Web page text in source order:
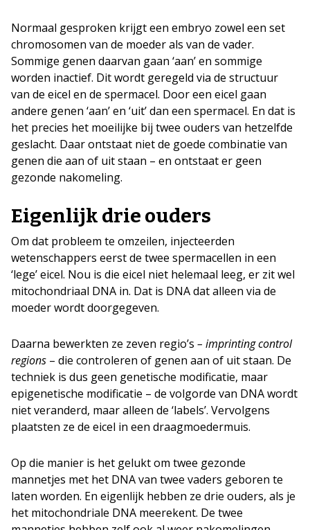
Normaal gesproken krijgt een embryo zowel een set
chromosomen van de moeder als van de vader.
Sommige genen daarvan gaan ‘aan’ en sommige
worden inactief. Dit wordt geregeld via de structuur
van de eicel en de spermacel. Door een eicel gaan
andere genen ‘aan’ en ‘uit’ dan een spermacel. En dat is
het precies het moeilijke bij twee ouders van hetzelfde
geslacht. Daar ontstaat niet de goede combinatie van
genen die aan of uit staan – en ontstaat er geen
gezonde nakomeling.
Eigenlijk drie ouders
Om dat probleem te omzeilen, injecteerden
wetenschappers eerst de twee spermacellen in een
‘lege’ eicel. Nou is die eicel niet helemaal leeg, er zit wel
mitochondriaal DNA in. Dat is DNA dat alleen via de
moeder wordt doorgegeven.
Daarna bewerkten ze zeven regio’s – imprinting control
regions – die controleren of genen aan of uit staan. De
techniek is dus geen genetische modificatie, maar
epigenetische modificatie – de volgorde van DNA wordt
niet veranderd, maar alleen de ‘labels’. Vervolgens
plaatsten ze de eicel in een draagmoedermuis.
Op die manier is het gelukt om twee gezonde
mannetjes met het DNA van twee vaders geboren te
laten worden. En eigenlijk hebben ze drie ouders, als je
het mitochondriale DNA meerekent. De twee